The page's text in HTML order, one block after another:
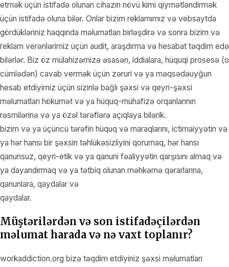
etmək üçün istifadə olunan cihazın növü kimi qiymətləndirmək
üçün istifadə oluna bilər. Onlar bizim reklamımız və vebsaytda
gördükləriniz haqqında məlumatları birləşdirə və sonra bizim və
reklam verənlərimiz üçün audit, araşdırma və hesabat təqdim edə
bilərlər. Biz öz mülahizəmizə əsasən, iddialara, hüquqi prosesə (o
cümlədən) cavab vermək üçün zəruri və ya məqsədəuyğun
hesab etdiyimiz üçün sizinlə bağlı şəxsi və qeyri-şəxsi
məlumatları hökumət və ya hüquq-mühafizə orqanlarının
rəsmilərinə və ya özəl tərəflərə açıqlaya bilərik.
bizim və ya üçüncü tərəfin hüquq və maraqlarını, ictimaiyyətin və
ya hər hansı bir şəxsin təhlükəsizliyini qorumaq, hər hansı
qanunsuz, qeyri-etik və ya qanuni fəaliyyətin qarşısını almaq və
ya dayandırmaq və ya tətbiq olunan məhkəmə qərarlarına,
qanunlara, qaydalar və
qaydalar.
Müştərilərdən və son istifadəçilərdən
məlumat harada və nə vaxt toplanır?
workaddiction.org bizə təqdim etdiyiniz şəxsi məlumatları